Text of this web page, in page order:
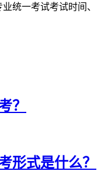
统一考试考试时间、
？
形式是什么？